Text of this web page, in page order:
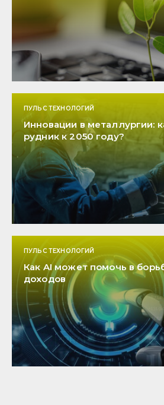
ПУЛЬС ТЕХНОЛОГИЙ
Инновации в металлургии:
рудник к 2050 году?
ПУЛЬС ТЕХНОЛОГИЙ
Как AI может помочь в
доходов